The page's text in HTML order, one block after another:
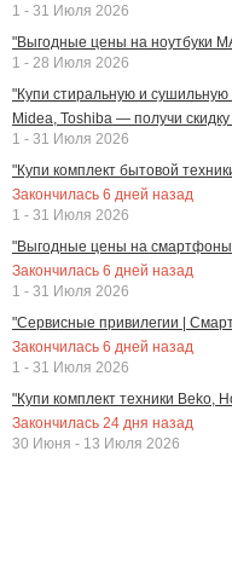
1 - 31 Июля 2026
"Выгодные цены на ноутбуки
1 - 28 Июля 2026
"Купи стиральную и
Midea, Toshiba — получи
1 - 31 Июля 2026
"Купи комплект бытовой
Закончилась 6 дней назад
1 - 31 Июля 2026
"Выгодные цены на смартфоны
Закончилась 6 дней назад
1 - 31 Июля 2026
"Сервисные привилегии |
Закончилась 6 дней назад
1 - 31 Июля 2026
"Купи комплект техники Beko,
Закончилась 24 дня назад
30 Июня - 13 Июля 2026